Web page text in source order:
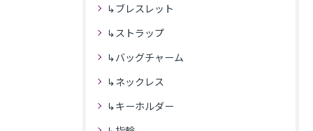
↳ブレスレット
↳ストラップ
↳バッグチャーム
↳ネックレス
↳キーホルダー